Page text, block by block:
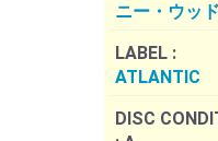
ニー・ウッド
LABEL :
ATLANTIC
DISC